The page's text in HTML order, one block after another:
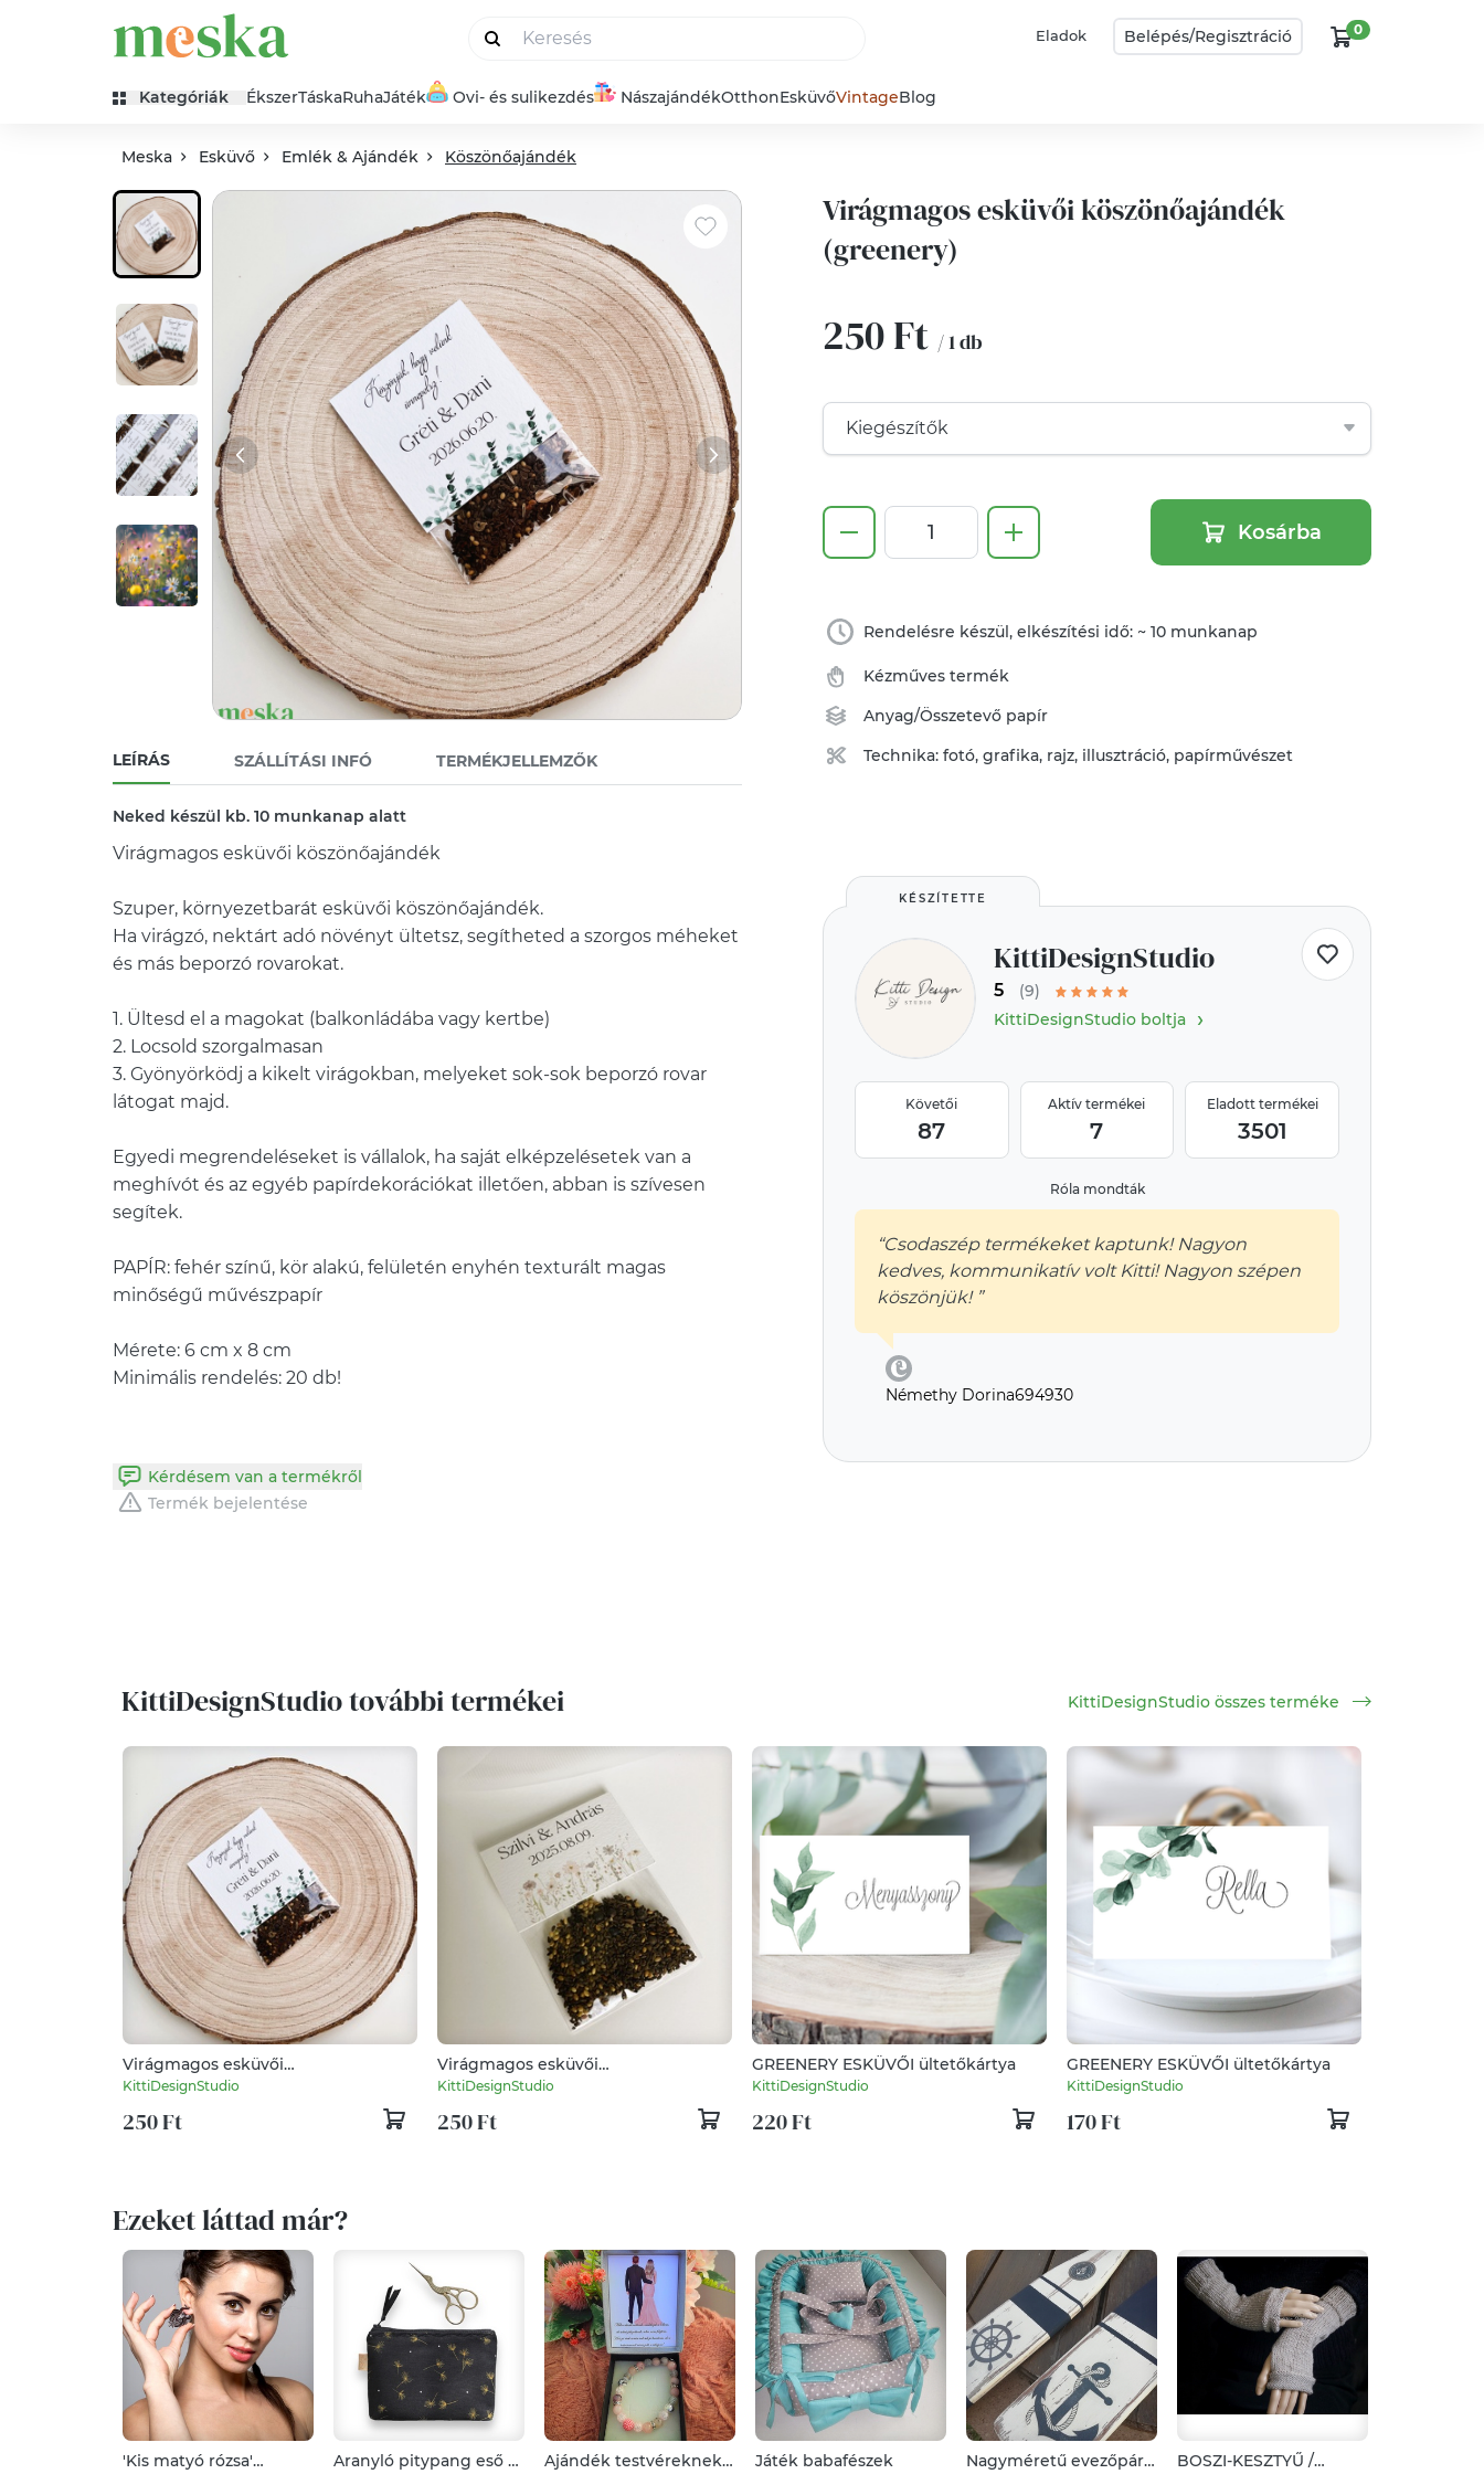
Eladok Belépés/Regisztráció 0
Kategóriák ÉkszerTáskaRuhaJáték Ovi- és sulikezdés NászajándékOtthonEsküvőVintageBlog
Meska Esküvő Emlék & Ajándék Köszönőajándék
LEÍRÁS SZÁLLÍTÁSI INFÓ TERMÉKJELLEMZŐK
Neked készül kb. 10 munkanap alatt
Virágmagos esküvői köszönőajándék
Szuper, környezetbarát esküvői köszönőajándék.
Ha virágzó, nektárt adó növényt ültetsz, segítheted a szorgos méheket
és más beporzó rovarokat.
1. Ültesd el a magokat (balkonládába vagy kertbe)
2. Locsold szorgalmasan
3. Gyönyörködj a kikelt virágokban, melyeket sok-sok beporzó rovar
látogat majd.
Egyedi megrendeléseket is vállalok, ha saját elképzelésetek van a
meghívót és az egyéb papírdekorációkat illetően, abban is szívesen
segítek.
PAPÍR: fehér színű, kör alakú, felületén enyhén texturált magas
minőségű művészpapír
Mérete: 6 cm x 8 cm
Minimális rendelés: 20 db!
Kérdésem van a termékről
Termék bejelentése
Virágmagos esküvői köszönőajándék
(greenery)
250 Ft / 1 db
Kosárba
Rendelésre készül, elkészítési idő: ~ 10 munkanap
Kézműves termék
Anyag/Összetevő papír
Technika:fotó, grafika, rajz, illusztráció, papírművészet
KÉSZÍTETTE
KittiDesignStudio
5
(9)
KittiDesignStudio boltja
›
Követői
87
Aktív termékei
7
Eladott termékei
3501
Róla mondták
“Csodaszép termékeket kaptunk! Nagyon
kedves, kommunikatív volt Kitti! Nagyon szépen
köszönjük! ”
Némethy Dorina694930
KittiDesignStudio további termékei KittiDesignStudio összes terméke
Virágmagos esküvői
köszönőajándék (greenery)
KittiDesignStudio
250 Ft
Virágmagos esküvői
köszönőajándék
KittiDesignStudio
250 Ft
GREENERY ESKÜVŐI ültetőkártya
KittiDesignStudio
220 Ft
GREENERY ESKÜVŐI ültetőkártya
KittiDesignStudio
170 Ft
Ezeket láttad már?
'Kis matyó rózsa'
Aranyló pitypang eső az
Ajándék testvéreknek
Játék babafészek
Nagyméretű evezőpár,
BOSZI-KESZTYŰ /